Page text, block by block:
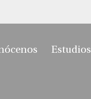
Estudios